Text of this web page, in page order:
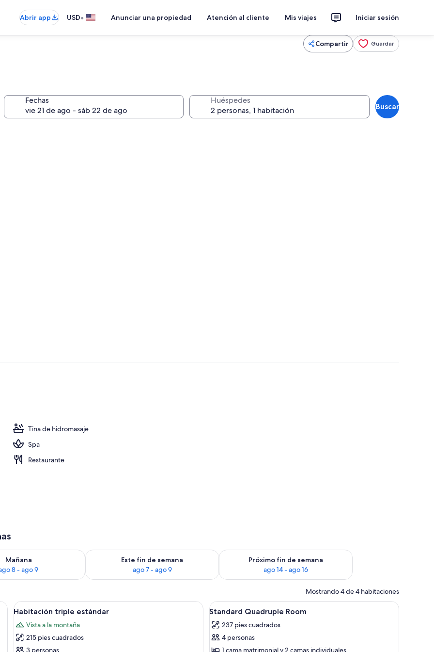
Abrir app USD• Anunciar una propiedad Atención al cliente Mis viajes Iniciar sesión
Compartir Guardar
Fechas Huéspedes
Buscar
Tina de hidromasaje
Spa
Restaurante
Mañana
8 - ago 9
para mañana ago 8 - ago 9
Este fin de semana
ago 7 - ago 9
Consulta la disponibilidad para este fin de semana ago 7 - ago 9
Próximo fin de semana
ago 14 - ago 16
Consulta la disponibilidad para el próximo fin de semana ago
Mostrando 4 de 4 habitaciones
blackout, cunas gratuitas y camas extra
Abrir
todas
las
fotos
Habitación triple estándar | Servicio de comidas a la habitación
2
Habitación triple estándar
Vista a la montaña
215 pies cuadrados
3 personas
Abrir
todas
las
fotos
Standard Quadruple Room | Cortinas
2
Standard Quadruple Room
237 pies cuadrados
4 personas
1 cama matrimonial y 2 camas individuales